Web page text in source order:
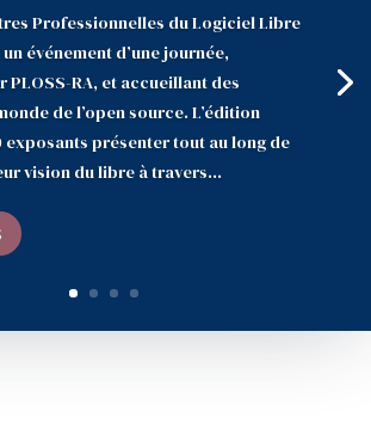
Professionnelles du Logiciel Libre
événement d’une journée,
PLOSS-RA, et accueillant des
de l’open source. L’édition
exposants présenter tout au long de
vision du libre à travers...